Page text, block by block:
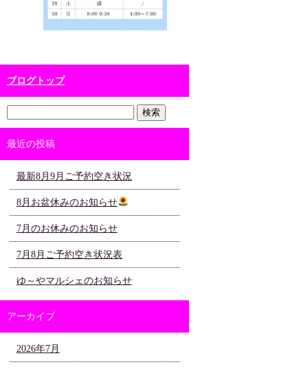
ブログトップ
最近の投稿
最新8月9月ご予約空き状況
8月お盆休みのお知らせ
7月のお休みのお知らせ
7月8月ご予約空き状況表
ゆ～やマルシェのお知らせ
アーカイブ
2026年7月